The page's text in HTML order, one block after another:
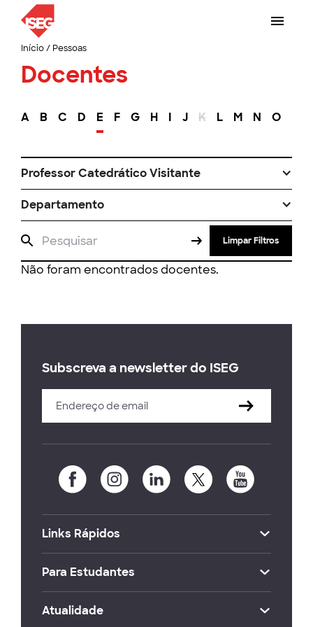
Início/ Pessoas
Docentes
A B C D E F G H I J K L M N O
Professor Catedrático Visitante
Departamento
Limpar Filtros
Não foram encontrados docentes.
Subscreva a newsletter do ISEG
Links Rápidos
Para Estudantes
Atualidade